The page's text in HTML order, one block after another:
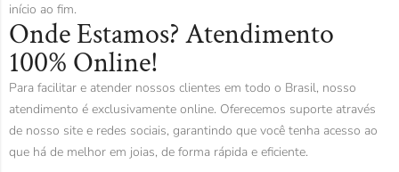
início ao fim.
Onde Estamos? Atendimento
100% Online!
Para facilitar e atender nossos clientes em todo o Brasil, nosso
atendimento é exclusivamente online. Oferecemos suporte através
de nosso site e redes sociais, garantindo que você tenha acesso ao
que há de melhor em joias, de forma rápida e eficiente.